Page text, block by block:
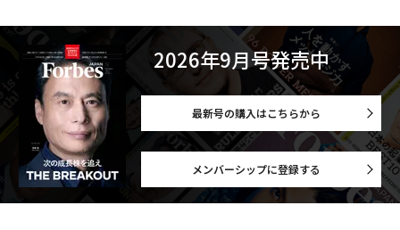
2026年9月号発売中
最新号の購入はこちらから
メンバーシップに登録する